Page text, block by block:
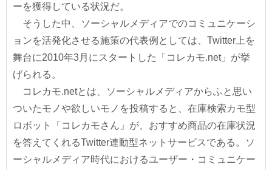
ーを獲得している状況だ。
そうした中、ソーシャルメディアでのコミュニケーシ
ョンを活発化させる施策の代表例としては、Twitter上を
舞台に2010年3月にスタートした「コレカモ.net」が挙
げられる。
コレカモ.netとは、ソーシャルメディアからふと思い
ついたモノや欲しいモノを投稿すると、在庫検索カモ型
ロボット「コレカモさん」が、おすすめ商品の在庫状況
を答えてくれるTwitter連動型ネットサービスである。ソ
ーシャルメディア時代におけるユーザー・コミュニケー